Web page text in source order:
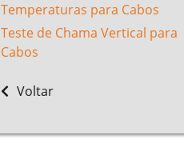
Temperaturas para Cabos
Teste de Chama Vertical para
Cabos
Voltar